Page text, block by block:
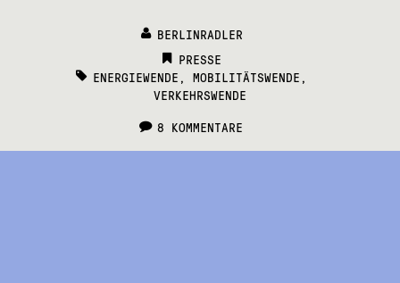
BERLINRADLER
CATEGORIES:
PRESSE
TAGS:
ENERGIEWENDE , MOBILITÄTSWENDE ,
VERKEHRSWENDE
8 KOMMENTARE